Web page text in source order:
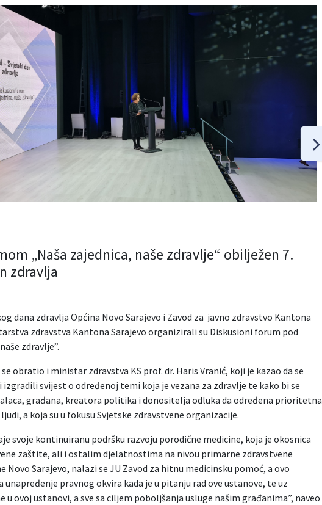
„Naša zajednica, naše zdravlje“ obilježen 7.
zdravlja
dana zdravlja Općina Novo Sarajevo i Zavod za javno zdravstvo Kantona
zdravstva Kantona Sarajevo organizirali su Diskusioni forum pod
zdravlje”.
obratio i ministar zdravstva KS prof. dr. Haris Vranić, koji je kazao da se
izgradili svijest o određenoj temi koja je vezana za zdravlje te kako bi se
građana, kreatora politika i donositelja odluka da određena prioritetna
a koja su u fokusu Svjetske zdravstvene organizacije.
svoje kontinuiranu podršku razvoju porodične medicine, koja je okosnica
zaštite, ali i ostalim djelatnostima na nivou primarne zdravstvene
Novo Sarajevo, nalazi se JU Zavod za hitnu medicinsku pomoć, a ovo
pravnog okvira kada je u pitanju rad ove ustanove, te uz
u ovoj ustanovi, a sve sa ciljem poboljšanja usluge našim građanima”, naveo